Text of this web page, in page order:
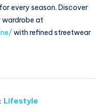
every season. Discover
wardrobe at
with refined streetwear
Lifestyle